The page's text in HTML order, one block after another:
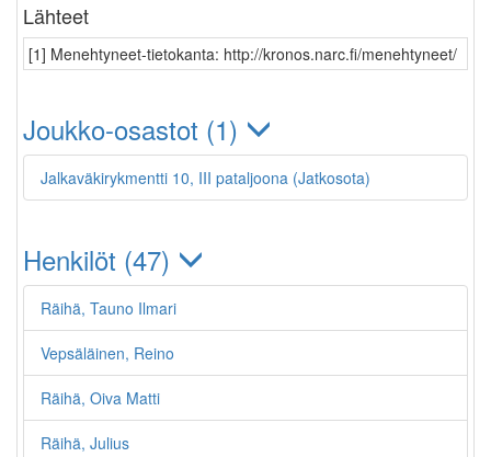
Lähteet
[1] Menehtyneet-tietokanta: http://kronos.narc.fi/menehtyneet/
Joukko-osastot (1)
Jalkaväkirykmentti 10, III pataljoona (Jatkosota)
Henkilöt (47)
Räihä, Tauno Ilmari
Vepsäläinen, Reino
Räihä, Oiva Matti
Räihä, Julius